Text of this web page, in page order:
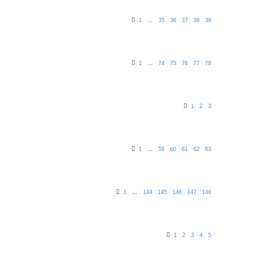
1 … 35 36 37 38 39
1 … 74 75 76 77 78
1 2 3
1 … 59 60 61 62 63
1 … 144 145 146 147 148
1 2 3 4 5